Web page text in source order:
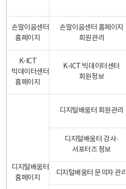
손말이음센터
홈페이지
손말이음센터 홈페이지
회원관리
K-ICT
빅데이터센터
홈페이지
K-ICT 빅데이터센터
회원정보
디지털배움터
홈페이지
디지털배움터 회원관리
디지털배움터 강사·
서포터즈 정보
디지털배움터 문의자 관리